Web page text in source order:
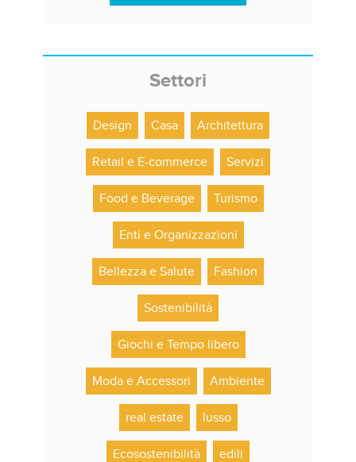
Settori
Design Casa Architettura
Retail e E-commerce Servizi
Food e Beverage Turismo
Enti e Organizzazioni
Bellezza e Salute Fashion
Sostenibilità
Giochi e Tempo libero
Moda e Accessori Ambiente
real estate lusso
Ecosostenibilità edili